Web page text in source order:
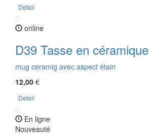
Detail
online
D39 Tasse en céramique
mug ceramig avec aspect étain
12,00 €
Detail
En ligne
Nouveauté